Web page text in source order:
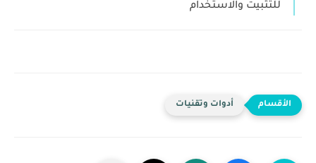
للتثبيت والاستخدام
أدوات وتقنيات